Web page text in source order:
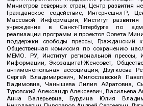
Министров северных стран, Центр развития
Гражданское содействие, Интернешнл-Р,
Массовой Информации, Институт
учреждение в Санкт-Петербурге по
реализации программ и проектов Совета
поддержки свободы прессы, Гражданский
Общественная комиссия по сохранению
МЕМО. РУ, Институт региональной прессы,
Информации, Экозащита!-Женсовет,
антимонопольная ассоциация, Дзугкоева
Сергей Владимирович, Милославский
Вадимовна, Чанышева Лилия Айратовна,
Туровский Александр Алексеевич, Васильева
Анна Валерьевна, Бурдина Юлия